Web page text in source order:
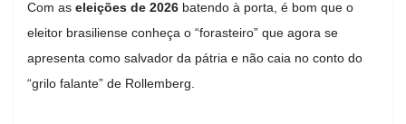
Com as eleições de 2026 batendo à porta, é bom que o
eleitor brasiliense conheça o “forasteiro” que agora se
apresenta como salvador da pátria e não caia no conto do
“grilo falante” de Rollemberg.